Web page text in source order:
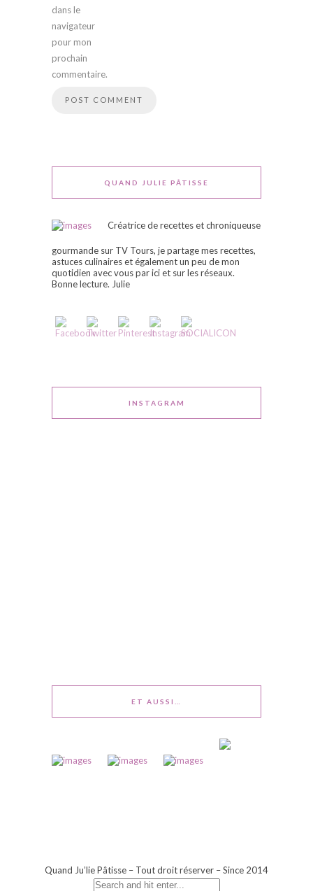
dans le
navigateur
pour mon
prochain
commentaire.
QUAND JULIE PÂTISSE
Créatrice de recettes et chroniqueuse
gourmande sur TV Tours, je partage mes recettes,
astuces culinaires et également un peu de mon
quotidien avec vous par ici et sur les réseaux.
Bonne lecture. Julie
INSTAGRAM
ET AUSSI…
Quand Ju’lie Pâtisse – Tout droit réserver – Since 2014